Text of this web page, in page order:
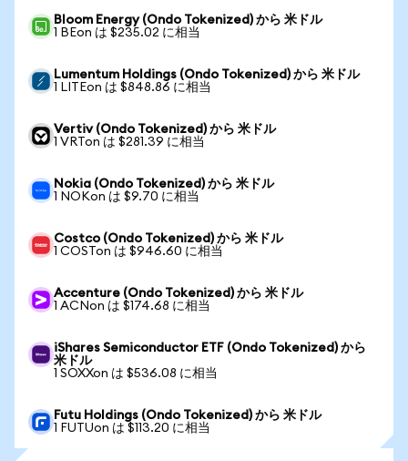
Bloom Energy (Ondo Tokenized) から 米ドル
1 BEon は $235.02 に相当
Lumentum Holdings (Ondo Tokenized) から 米ドル
1 LITEon は $848.86 に相当
Vertiv (Ondo Tokenized) から 米ドル
1 VRTon は $281.39 に相当
Nokia (Ondo Tokenized) から 米ドル
1 NOKon は $9.70 に相当
Costco (Ondo Tokenized) から 米ドル
1 COSTon は $946.60 に相当
Accenture (Ondo Tokenized) から 米ドル
1 ACNon は $174.68 に相当
iShares Semiconductor ETF (Ondo Tokenized) から
米ドル
1 SOXXon は $536.08 に相当
Futu Holdings (Ondo Tokenized) から 米ドル
1 FUTUon は $113.20 に相当